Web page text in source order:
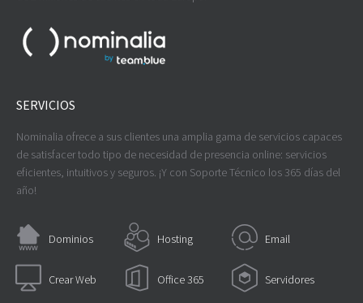
SERVICIOS
Nominalia ofrece a sus clientes una amplia gama de servicios capaces
de satisfacer todo tipo de necesidad de presencia online: servicios
eficientes, intuitivos y seguros. ¡Y con Soporte Técnico los 365 días del
año!
Dominios Hosting Email
Crear Web Office 365 Servidores